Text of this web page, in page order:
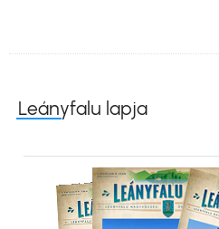
Leányfalu lapja